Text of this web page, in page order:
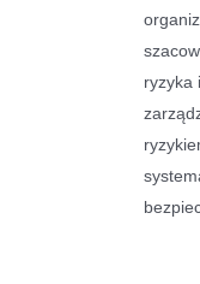
ryzyka i